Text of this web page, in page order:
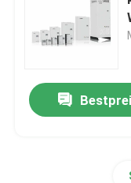
Variabler
Vektor-